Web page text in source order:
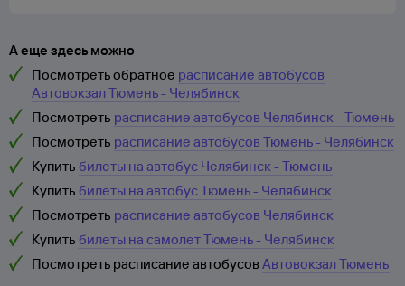
А еще здесь можно
Посмотреть обратное расписание автобусов
Автовокзал Тюмень - Челябинск
Посмотреть расписание автобусов Челябинск - Тюмень
Посмотреть расписание автобусов Тюмень - Челябинск
Купить билеты на автобус Челябинск - Тюмень
Купить билеты на автобус Тюмень - Челябинск
Посмотреть расписание автобусов Челябинск
Купить билеты на самолет Тюмень - Челябинск
Посмотреть расписание автобусовАвтовокзал Тюмень